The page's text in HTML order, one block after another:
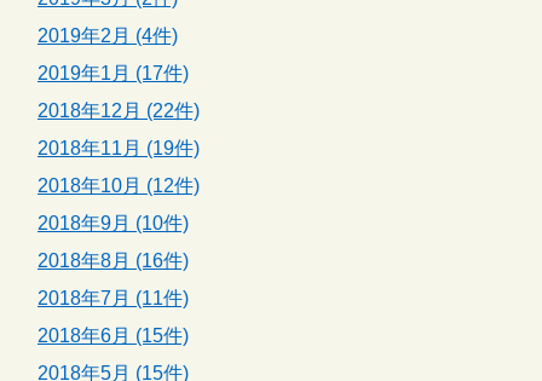
2019年2月 (4件)
2019年1月 (17件)
2018年12月 (22件)
2018年11月 (19件)
2018年10月 (12件)
2018年9月 (10件)
2018年8月 (16件)
2018年7月 (11件)
2018年6月 (15件)
2018年5月 (15件)